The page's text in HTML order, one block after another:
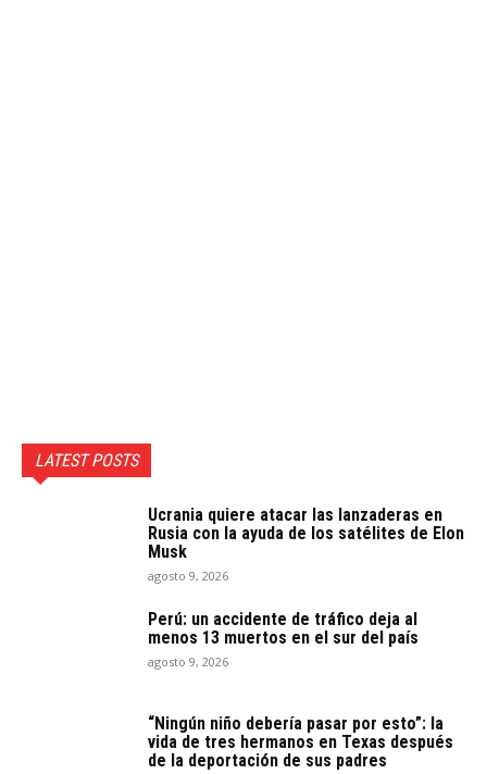
LATEST POSTS
Ucrania quiere atacar las lanzaderas en
Rusia con la ayuda de los satélites de Elon
Musk
agosto 9, 2026
Perú: un accidente de tráfico deja al
menos 13 muertos en el sur del país
agosto 9, 2026
“Ningún niño debería pasar por esto”: la
vida de tres hermanos en Texas después
de la deportación de sus padres